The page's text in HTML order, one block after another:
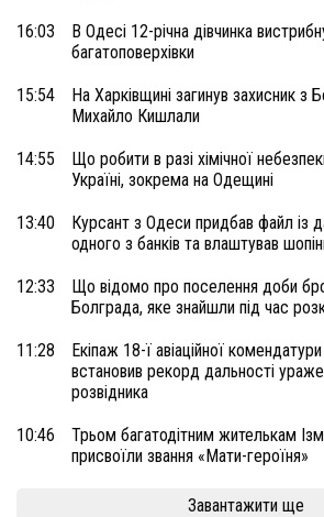
16:03
В Одесі 12-річна дівчинка
багатоповерхівки
15:54
На Харківщині загинув захисник з
Михайло Кишлали
14:55
Що робити в разі хімічної
Україні, зокрема на Одещині
13:40
Курсант з Одеси придбав файл із
одного з банків та влаштував
12:33
Що відомо про поселення доби
Болграда, яке знайшли під час
11:28
Екіпаж 18-ї авіаційної
встановив рекорд дальності
розвідника
10:46
Трьом багатодітним жителькам
присвоїли звання «Мати-героїня»
Завантажити ще